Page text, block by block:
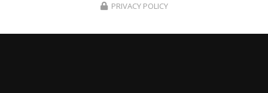
PRIVACY POLICY